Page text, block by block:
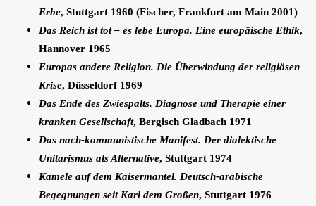
Erbe, Stuttgart 1960 (Fischer, Frankfurt am Main 2001)
Das Reich ist tot – es lebe Europa. Eine europäische Ethik,
Hannover 1965
Europas andere Religion. Die Überwindung der religiösen
Krise, Düsseldorf 1969
Das Ende des Zwiespalts. Diagnose und Therapie einer
kranken Gesellschaft, Bergisch Gladbach 1971
Das nach-kommunistische Manifest. Der dialektische
Unitarismus als Alternative, Stuttgart 1974
Kamele auf dem Kaisermantel. Deutsch-arabische
Begegnungen seit Karl dem Großen, Stuttgart 1976